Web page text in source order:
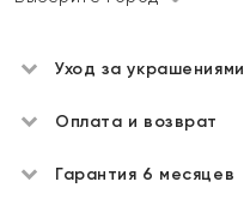
Уход за украшениями
Оплата и возврат
Гарантия 6 месяцев